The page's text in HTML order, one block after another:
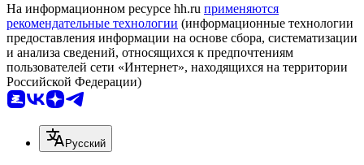
На информационном ресурсе hh.ru применяются
рекомендательные технологии (информационные технологии
предоставления информации на основе сбора, систематизации
и анализа сведений, относящихся к предпочтениям
пользователей сети «Интернет», находящихся на территории
Российской Федерации)
Русский